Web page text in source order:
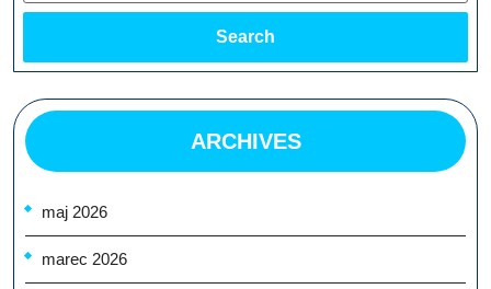
Search
ARCHIVES
maj 2026
marec 2026